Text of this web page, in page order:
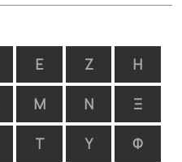
Ε Ζ Η
Μ Ν Ξ
Τ Υ Φ